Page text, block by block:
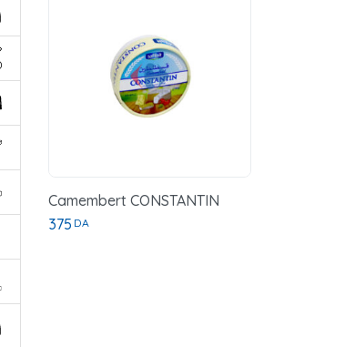
Camembert CONSTANTIN
375 DA